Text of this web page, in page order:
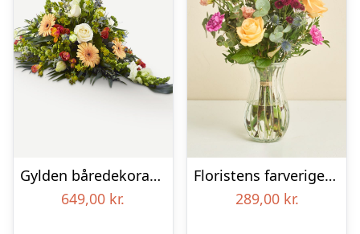
Gylden båredekoration
649,00 kr.
Floristens farverige kondolencebuket
289,00 kr.